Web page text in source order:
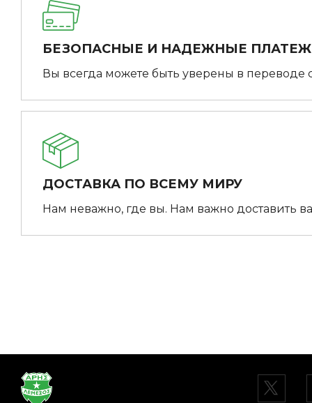
БЕЗОПАСНЫЕ И НАДЕЖНЫЕ
Вы всегда можете быть уверены в переводе
ДОСТАВКА ПО ВСЕМУ МИРУ
Нам неважно, где вы. Нам важно доставить